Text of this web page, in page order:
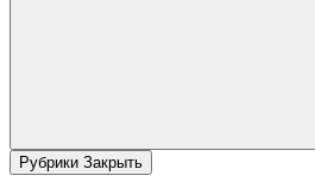
Рубрики Закрыть